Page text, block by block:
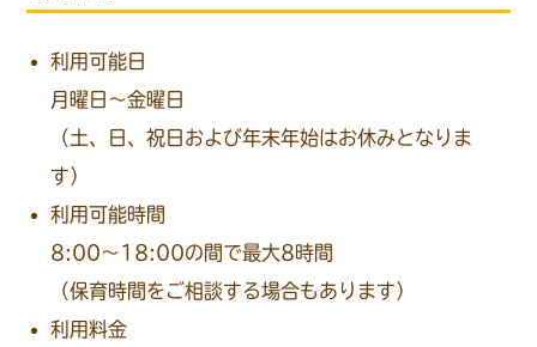
利用可能日
月曜日～金曜日
（土、日、祝日および年末年始はお休みとなりま
す）
利用可能時間
8:00～18:00の間で最大8時間
（保育時間をご相談する場合もあります）
利用料金